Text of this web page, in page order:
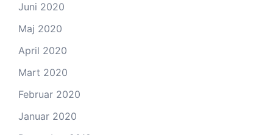
Juni 2020
Maj 2020
April 2020
Mart 2020
Februar 2020
Januar 2020